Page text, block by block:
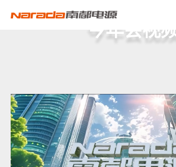
今年会视